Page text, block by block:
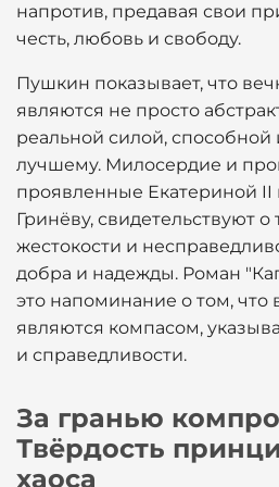
напротив, предавая свои
честь, любовь и свободу.
Пушкин показывает, что
являются не просто
реальной силой,
лучшему. Милосердие и
проявленные Екатериной
Гринёву, свидетельствуют о
жестокости и
добра и надежды. Роман
это напоминание о том, что
являются компасом,
и справедливости.
За гранью
Твёрдость
хаоса